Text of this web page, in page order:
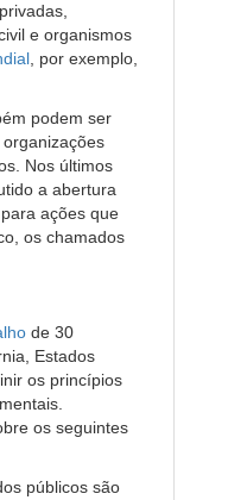
e organismos
, por exemplo,
podem ser
Nos últimos
a abertura
ações que
os chamados
de 30
Estados
os princípios
os seguintes
públicos são